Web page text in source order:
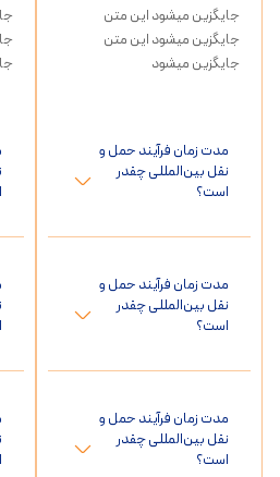
جایگزین میشود این متن
جایگزین میشود این متن
جایگزین میشود
مدت زمان فرآیند حمل و
نقل بین‌المللی چقدر
است؟
مدت زمان فرآیند حمل و
نقل بین‌المللی چقدر
است؟
مدت زمان فرآیند حمل و
نقل بین‌المللی چقدر
است؟